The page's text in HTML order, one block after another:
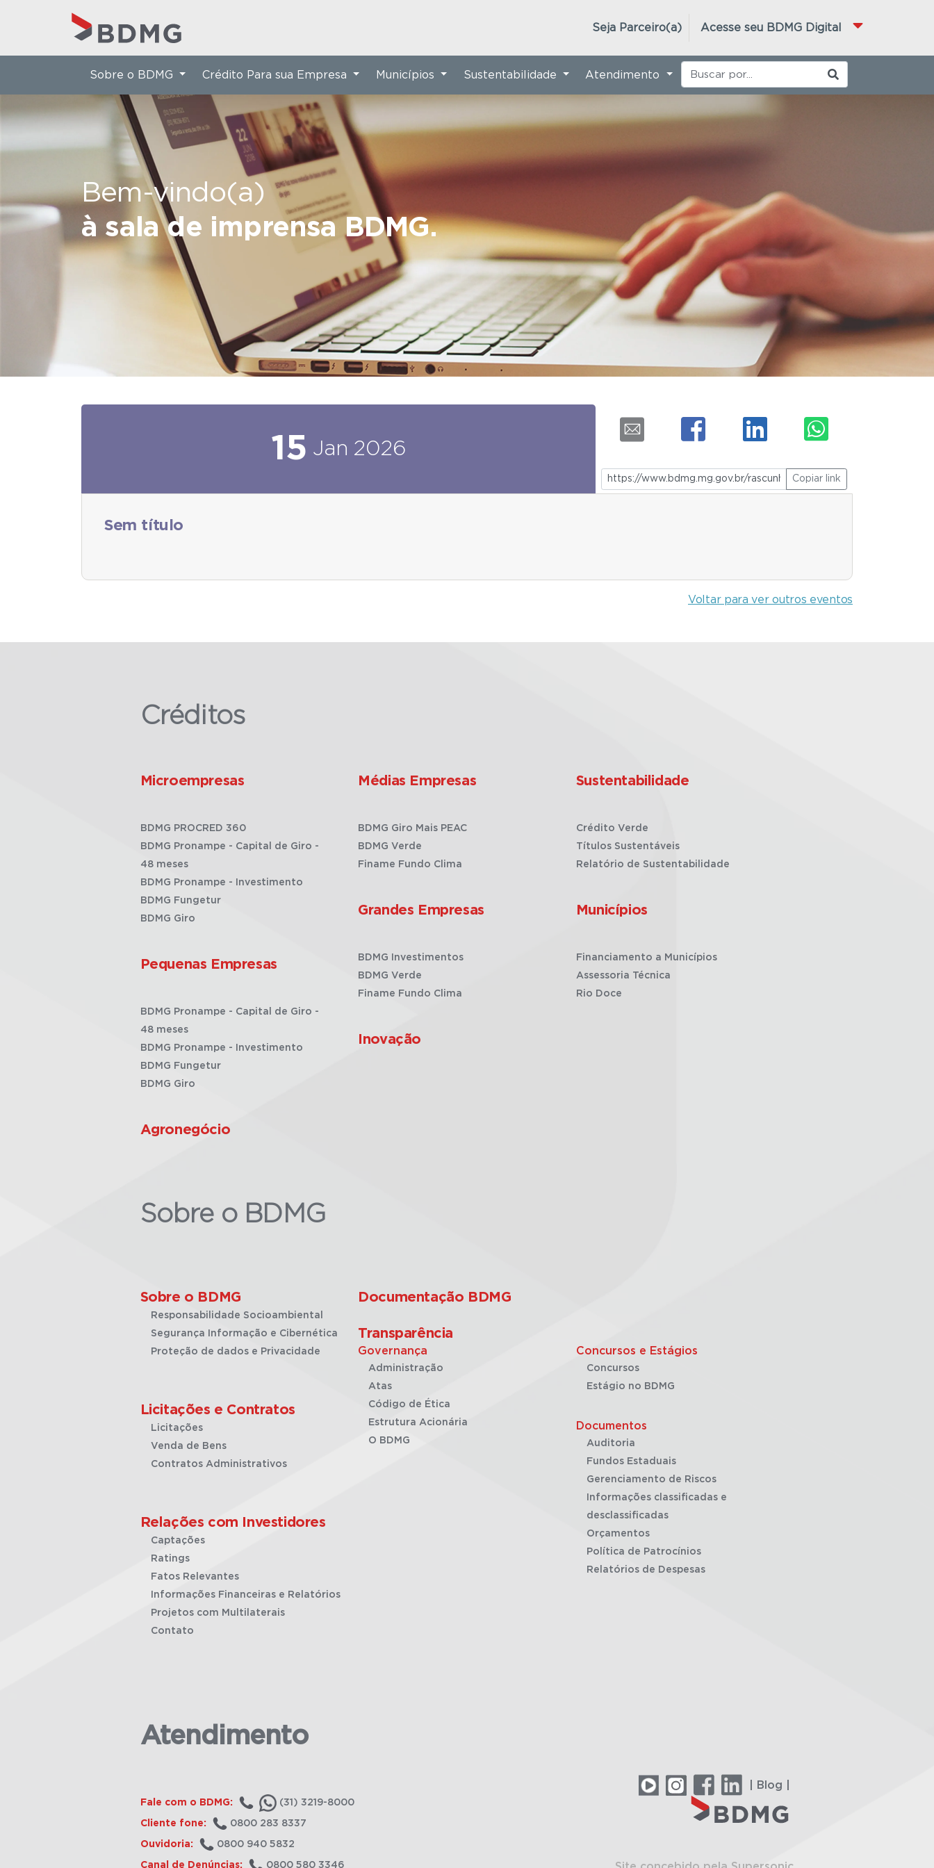
Acesse seu BDMG Digital
Seja Parceiro(a)
Bem-vindo(a)
à sala de imprensa BDMG.
Sobre o BDMG Crédito Para sua Empresa Municípios Sustentabilidade Atendimento
15 Jan 2026
Copiar link
Sem título
Voltar para ver outros eventos
Créditos
Microempresas
BDMG PROCRED 360
BDMG Pronampe - Capital de Giro -
48 meses
BDMG Pronampe - Investimento
BDMG Fungetur
BDMG Giro
Pequenas Empresas
BDMG Pronampe - Capital de Giro -
48 meses
BDMG Pronampe - Investimento
BDMG Fungetur
BDMG Giro
Agronegócio
Médias Empresas
BDMG Giro Mais PEAC
BDMG Verde
Finame Fundo Clima
Grandes Empresas
BDMG Investimentos
BDMG Verde
Finame Fundo Clima
Inovação
Sustentabilidade
Crédito Verde
Títulos Sustentáveis
Relatório de Sustentabilidade
Municípios
Financiamento a Municípios
Assessoria Técnica
Rio Doce
Sobre o BDMG
Sobre o BDMG
Responsabilidade Socioambiental
Segurança Informação e Cibernética
Proteção de dados e Privacidade
Licitações e Contratos
Licitações
Venda de Bens
Contratos Administrativos
Relações com Investidores
Captações
Ratings
Fatos Relevantes
Informações Financeiras e Relatórios
Projetos com Multilaterais
Contato
Documentação BDMG
Transparência
Governança
Administração
Atas
Código de Ética
Estrutura Acionária
O BDMG
Concursos e Estágios
Concursos
Estágio no BDMG
Documentos
Auditoria
Fundos Estaduais
Gerenciamento de Riscos
Informações classificadas e
desclassificadas
Orçamentos
Política de Patrocínios
Relatórios de Despesas
Atendimento
Fale com o BDMG: (31) 3219-8000
Cliente fone: 0800 283 8337
Ouvidoria: 0800 940 5832
Canal de Denúncias: 0800 580 3346
| Blog |